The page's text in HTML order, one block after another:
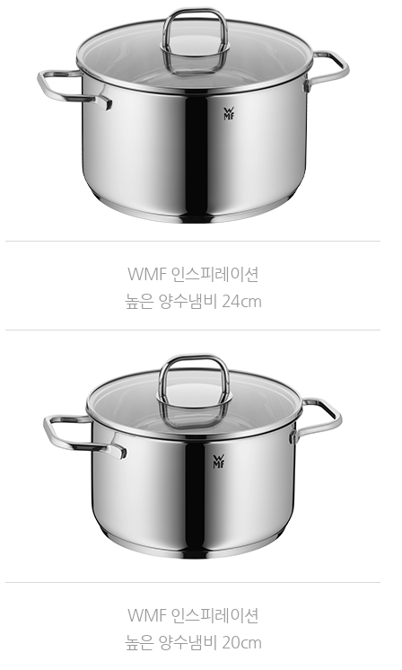
WMF 인스피레이션
높은 양수냄비 24cm
WMF 인스피레이션
높은 양수냄비 20cm